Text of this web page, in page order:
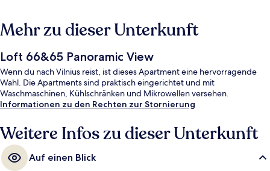
Mehr zu dieser Unterkunft
Loft 66&65 Panoramic View
Wenn du nach Vilnius reist, ist dieses Apartment eine hervorragende
Wahl. Die Apartments sind praktisch eingerichtet und mit
Waschmaschinen, Kühlschränken und Mikrowellen versehen.
Informationen zu den Rechten zur Stornierung
Weitere Infos zu dieser Unterkunft
Auf einen Blick